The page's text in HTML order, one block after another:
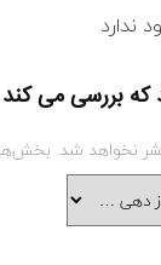
ندارد
که بررسی می
نخواهد شد.